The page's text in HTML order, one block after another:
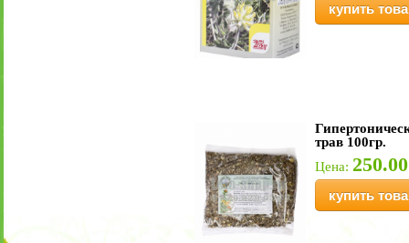
купить
трав 100гр.
Цена:
купить